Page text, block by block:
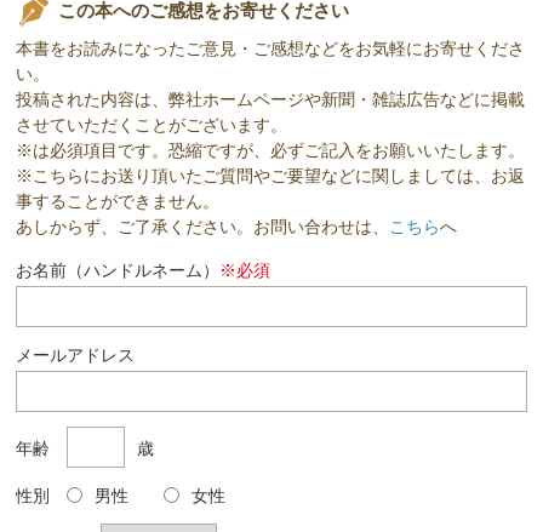
この本へのご感想をお寄せください
本書をお読みになったご意見・ご感想などをお気軽にお寄せくださ
い。
投稿された内容は、弊社ホームページや新聞・雑誌広告などに掲載
させていただくことがございます。
※は必須項目です。恐縮ですが、必ずご記入をお願いいたします。
※こちらにお送り頂いたご質問やご要望などに関しましては、お返
事することができません。
あしからず、ご了承ください。お問い合わせは、 こちらへ
お名前（ハンドルネーム） ※必須
メールアドレス
年齢 歳
性別 男性 女性